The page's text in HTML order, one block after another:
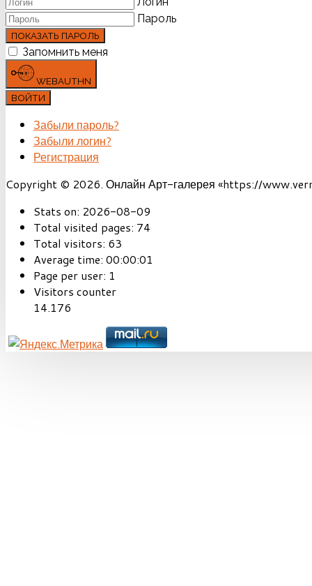
Пароль
ПОКАЗАТЬ ПАРОЛЬ
Запомнить меня
WEBAUTHN
ВОЙТИ
Забыли пароль?
Забыли логин?
Регистрация
Copyright © 2026. Онлайн Арт-галерея «https://
Stats on: 2026-08-09
Total visited pages: 74
Total visitors: 63
Average time: 00:00:01
Page per user: 1
Visitors counter
14.176